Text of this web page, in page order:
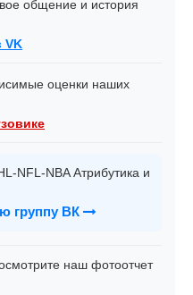
общение и история
VK
оценки наших
NFL-NBA Атрибутика и
группу ВК
наш фотоотчет